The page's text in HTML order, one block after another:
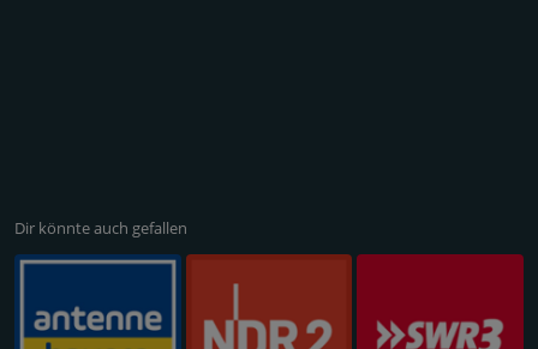
Dir könnte auch gefallen